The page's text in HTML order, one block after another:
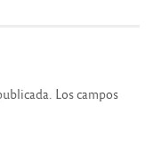
Los campos